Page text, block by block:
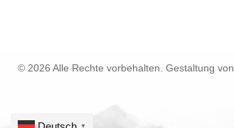
© 2026 Alle Rechte vorbehalten. Gestaltung von
▼